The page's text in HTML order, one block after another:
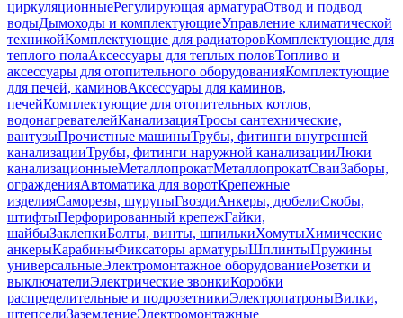
циркуляционныеРегулирующая арматураОтвод и подвод
водыДымоходы и комплектующиеУправление климатической
техникойКомплектующие для радиаторовКомплектующие для
теплого полаАксессуары для теплых половТопливо и
аксессуары для отопительного оборудованияКомплектующие
для печей, каминовАксессуары для каминов,
печейКомплектующие для отопительных котлов,
водонагревателейКанализацияТросы сантехнические,
вантузыПрочистные машиныТрубы, фитинги внутренней
канализацииТрубы, фитинги наружной канализацииЛюки
канализационныеМеталлопрокатМеталлопрокатСваиЗаборы,
огражденияАвтоматика для воротКрепежные
изделияСаморезы, шурупыГвоздиАнкеры, дюбелиСкобы,
штифтыПерфорированный крепежГайки,
шайбыЗаклепкиБолты, винты, шпилькиХомутыХимические
анкерыКарабиныФиксаторы арматурыШплинтыПружины
универсальныеЭлектромонтажное оборудованиеРозетки и
выключателиЭлектрические звонкиКоробки
распределительные и подрозетникиЭлектропатроныВилки,
штепселиЗаземлениеЭлектромонтажные